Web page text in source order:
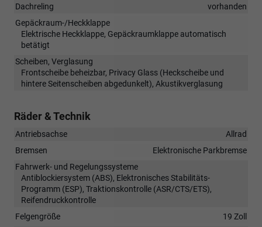
Dachreling
vorhanden
Gepäckraum-/Heckklappe
Elektrische Heckklappe, Gepäckraumklappe automatisch
betätigt
Scheiben, Verglasung
Frontscheibe beheizbar, Privacy Glass (Heckscheibe und
hintere Seitenscheiben abgedunkelt), Akustikverglasung
Räder & Technik
Antriebsachse
Allrad
Bremsen
Elektronische Parkbremse
Fahrwerk- und Regelungssysteme
Antiblockiersystem (ABS), Elektronisches Stabilitäts-
Programm (ESP), Traktionskontrolle (ASR/CTS/ETS),
Reifendruckkontrolle
Felgengröße
19 Zoll